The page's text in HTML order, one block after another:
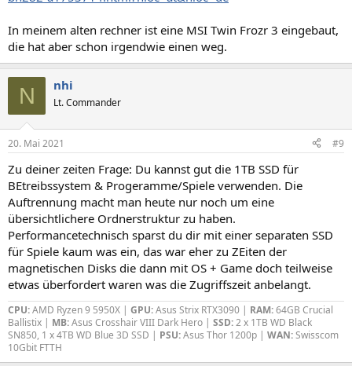
In meinem alten rechner ist eine MSI Twin Frozr 3 eingebaut,
die hat aber schon irgendwie einen weg.
N nhi
Lt. Commander
20. Mai 2021 #9
Zu deiner zeiten Frage: Du kannst gut die 1TB SSD für
BEtreibssystem & Progeramme/Spiele verwenden. Die
Auftrennung macht man heute nur noch um eine
übersichtlichere Ordnerstruktur zu haben.
Performancetechnisch sparst du dir mit einer separaten SSD
für Spiele kaum was ein, das war eher zu ZEiten der
magnetischen Disks die dann mit OS + Game doch teilweise
etwas überfordert waren was die Zugriffszeit anbelangt.
CPU:AMD Ryzen 9 5950X | GPU:Asus Strix RTX3090 | RAM:64GB Crucial
Ballistix | MB:Asus Crosshair VIII Dark Hero | SSD:2 x 1TB WD Black
SN850, 1 x 4TB WD Blue 3D SSD | PSU:Asus Thor 1200p | WAN:Swisscom
10Gbit FTTH